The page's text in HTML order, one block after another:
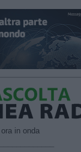
ora in onda